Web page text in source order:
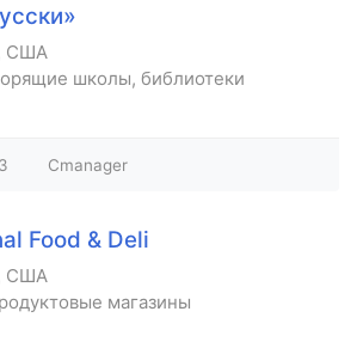
США
школы, библиотеки
Cmanager
Food & Deli
США
магазины